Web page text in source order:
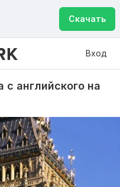
Скачать
Вход
английского на